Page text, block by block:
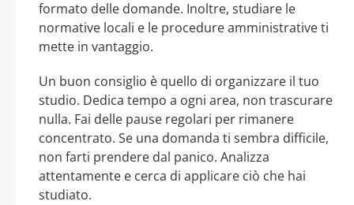
formato delle domande. Inoltre, studiare le
normative locali e le procedure amministrative ti
mette in vantaggio.
Un buon consiglio è quello di organizzare il tuo
studio. Dedica tempo a ogni area, non trascurare
nulla. Fai delle pause regolari per rimanere
concentrato. Se una domanda ti sembra difficile,
non farti prendere dal panico. Analizza
attentamente e cerca di applicare ciò che hai
studiato.